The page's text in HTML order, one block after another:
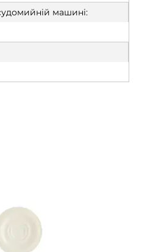
машині: